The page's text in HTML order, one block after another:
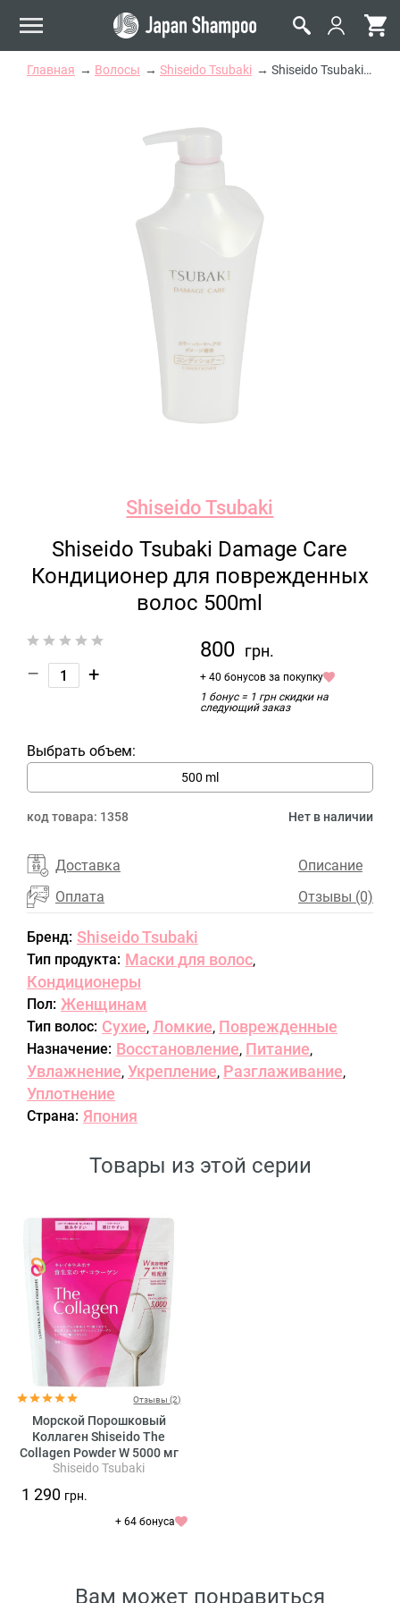
Главная Волосы Shiseido Tsubaki Shiseido Tsubaki Damage Care Кондиционер для поврежденных волос 500ml
Shiseido Tsubaki
Shiseido Tsubaki Damage Care
Кондиционер для поврежденных
волос 500ml
– +
800 грн.
+ 40 бонусов за покупку
1 бонус = 1 грн скидки на
следующий заказ
Выбрать объем:
500 ml
код товара: 1358 Нет в наличии
Доставка
Оплата
Описание
Отзывы (0)
Бренд: Shiseido Tsubaki
Тип продукта: Маски для волос,
Кондиционеры
Пол: Женщинам
Тип волос: Сухие, Ломкие, Поврежденные
Назначение: Восстановление, Питание,
Увлажнение, Укрепление, Разглаживание,
Уплотнение
Страна: Япония
Товары из этой серии
Отзывы (2)
Морской Порошковый
Коллаген Shiseido The
Collagen Powder W 5000 мг
Shiseido Tsubaki
1 290 грн.
+ 64 бонуса
Вам может понравиться